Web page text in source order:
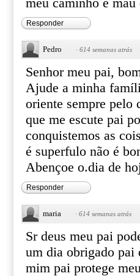
meu caminho e mau
Responder
Pedro · 614 semanas atrás
Senhor meu pai,
Ajude a minha
oriente sempre pelo
que me escute pai
conquistemos as
é superfulo não é
Abençoe o.dia de
Responder
maria · 614 semanas atrás
Sr deus meu pai
um dia obrigado pai
mim pai protege